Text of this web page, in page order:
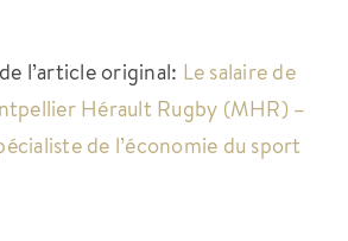
l’article original: Le salaire de
Hérault Rugby (MHR) –
de l’économie du sport